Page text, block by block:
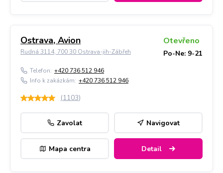
Ostrava, Avion
Rudná 3114, 700 30 Ostrava-jih-Zábřeh
Otevřeno
Po-Ne: 9-21
Telefon: +420 736 512 946
Info k zakázkám: +420 736 512 946
(1103)
Zavolat Navigovat
Mapa centra Detail